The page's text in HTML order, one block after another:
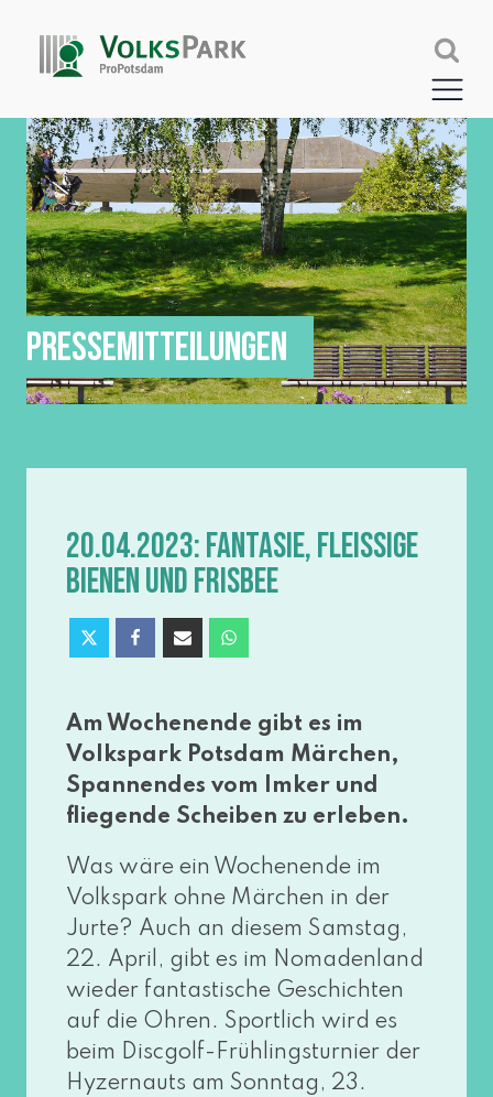
PRESSEMITTEILUNGEN
20.04.2023: FANTASIE, FLEISSIGE B
IENEN UND FRISBEE
Am Wochenende gibt es im
Volkspark Potsdam Märchen,
Spannendes vom Imker und
flie­gen­de Scheiben zu erleben.
Was wäre ein Wochenende im
Volkspark ohne Märchen in der
Jurte? Auch an die­sem Samstag,
22. April, gibt es im Nomadenland
wie­der fan­tas­ti­sche Geschichten
auf die Ohren. Sportlich wird es
beim Discgolf-Frühlingsturnier der
Hyzernauts am Sonntag, 23.